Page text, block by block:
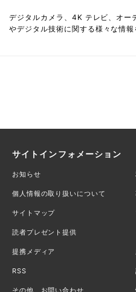
デジタルカメラ、4K テレビ、オー
やデジタル技術に関する様々な情報
サイトインフォメーション
お知らせ
個人情報の取り扱いについて
サイトマップ
読者プレゼント提供
提携メディア
RSS